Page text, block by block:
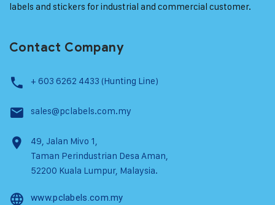
labels and stickers for industrial and commercial customer.
Contact Company
+ 603 6262 4433 (Hunting Line)
sales@pclabels.com.my
49, Jalan Mivo 1,
Taman Perindustrian Desa Aman,
52200 Kuala Lumpur, Malaysia.
www.pclabels.com.my